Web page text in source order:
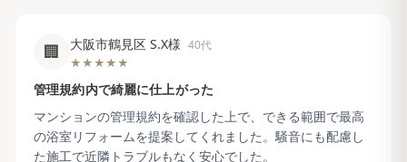
🏢 大阪市鶴見区 S.X様 40代
★★★★★
管理規約内で綺麗に仕上がった
マンションの管理規約を確認した上で、できる範囲で最高
の浴室リフォームを提案してくれました。騒音にも配慮し
た施工で近隣トラブルもなく安心でした。